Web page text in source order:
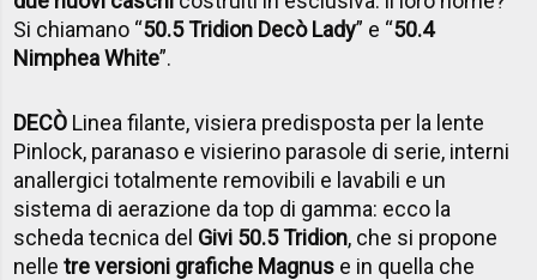
Si chiamano “50.5 Tridion Decò Lady” e “50.4
Nimphea White”.
DECÒ Linea filante, visiera predisposta per la lente
Pinlock, paranaso e visierino parasole di serie, interni
anallergici totalmente removibili e lavabili e un
sistema di aerazione da top di gamma: ecco la
scheda tecnica del Givi 50.5 Tridion, che si propone
nelletre versioni grafiche Magnus e in quella che